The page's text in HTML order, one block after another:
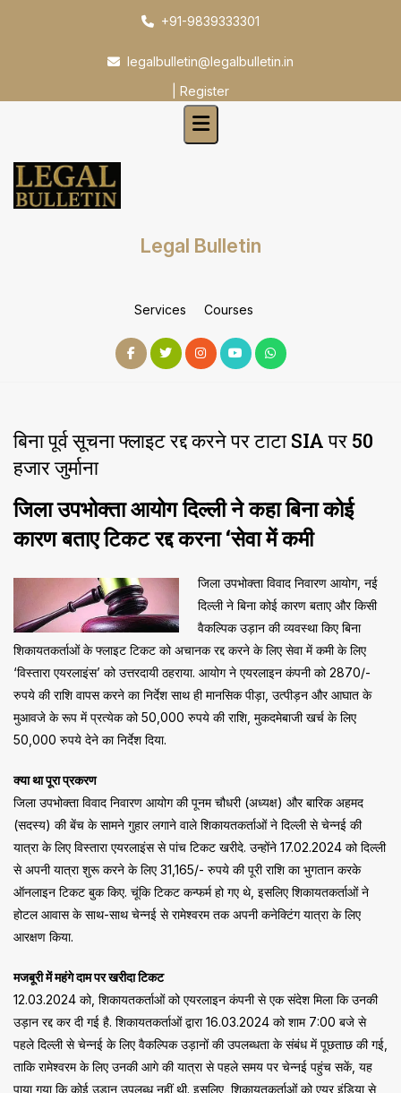
+91-9839333301
legalbulletin@legalbulletin.in
Register
Legal Bulletin
Services Courses
बिना पूर्व सूचना फ्लाइट रद्द करने पर टाटा SIA पर 50
हजार जुर्माना
जिला उपभोक्ता आयोग दिल्ली ने कहा बिना कोई
कारण बताए टिकट रद्द करना ‘सेवा में कमी
जिला उपभोक्ता विवाद निवारण आयोग, नई
दिल्ली ने बिना कोई कारण बताए और किसी
वैकल्पिक उड़ान की व्यवस्था किए बिना
शिकायतकर्ताओं के फ्लाइट टिकट को अचानक रद्द करने के लिए सेवा में कमी के लिए
‘विस्तारा एयरलाइंस’ को उत्तरदायी ठहराया. आयोग ने एयरलाइन कंपनी को 2870/-
रुपये की राशि वापस करने का निर्देश साथ ही मानसिक पीड़ा, उत्पीड़न और आघात के
मुआवजे के रूप में प्रत्येक को 50,000 रुपये की राशि, मुकदमेबाजी खर्च के लिए
50,000 रुपये देने का निर्देश दिया.
क्या था पूरा प्रकरण
जिला उपभोक्ता विवाद निवारण आयोग की पूनम चौधरी (अध्यक्ष) और बारिक अहमद
(सदस्य) की बेंच के सामने गुहार लगाने वाले शिकायतकर्ताओं ने दिल्ली से चेन्नई की
यात्रा के लिए विस्तारा एयरलाइंस से पांच टिकट खरीदे. उन्होंने 17.02.2024 को दिल्ली
से अपनी यात्रा शुरू करने के लिए 31,165/- रुपये की पूरी राशि का भुगतान करके
ऑनलाइन टिकट बुक किए. चूंकि टिकट कन्फर्म हो गए थे, इसलिए शिकायतकर्ताओं ने
होटल आवास के साथ-साथ चेन्नई से रामेश्वरम तक अपनी कनेक्टिंग यात्रा के लिए
आरक्षण किया.
मजबूरी में महंगे दाम पर खरीदा टिकट
12.03.2024 को, शिकायतकर्ताओं को एयरलाइन कंपनी से एक संदेश मिला कि उनकी
उड़ान रद्द कर दी गई है. शिकायतकर्ताओं द्वारा 16.03.2024 को शाम 7:00 बजे से
पहले दिल्ली से चेन्नई के लिए वैकल्पिक उड़ानों की उपलब्धता के संबंध में पूछताछ की गई,
ताकि रामेश्वरम के लिए उनकी आगे की यात्रा से पहले समय पर चेन्नई पहुंच सकें, यह
पाया गया कि कोई उड़ान उपलब्ध नहीं थी. इसलिए, शिकायतकर्ताओं को एयर इंडिया से